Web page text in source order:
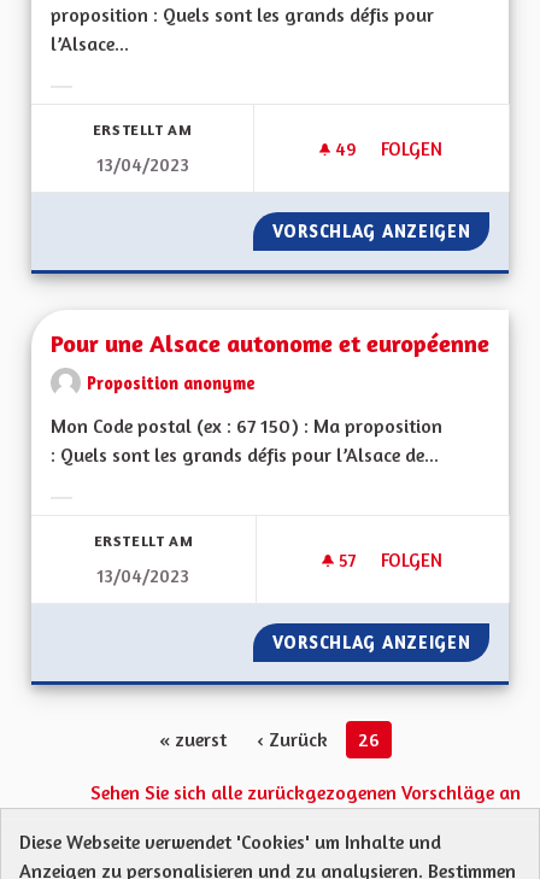
proposition : Quels sont les grands défis pour
l’Alsace...
ERSTELLT AM
13/04/2023
49 49 FOLLOWER
FOLGEN
PROPOSITION
VORSCHLAG ANZEIGEN
Pour une Alsace autonome et européenne
Proposition anonyme
Mon Code postal (ex : 67 150) : Ma proposition
: Quels sont les grands défis pour l’Alsace de...
ERSTELLT AM
13/04/2023
57 57 FOLLOWER
FOLGEN
POUR UNE
VORSCHLAG ANZEIGEN POUR
« zuerst ‹ Zurück 26
Sehen Sie sich alle zurückgezogenen Vorschläge an
Protection des Données Charte de contribution
Diese Webseite verwendet 'Cookies' um Inhalte und
Anzeigen zu personalisieren und zu analysieren. Bestimmen